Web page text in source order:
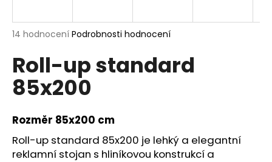
Průměrné
produktu
je
4,4
z
hvězdiček.
14 hodnocení Podrobnosti hodnocení
Roll-up standard
85x200
Rozměr 85x200 cm
Roll-up standard 85x200 je lehký a elegantní
reklamní stojan s hliníkovou konstrukcí a
j
t
?
HLEDAT